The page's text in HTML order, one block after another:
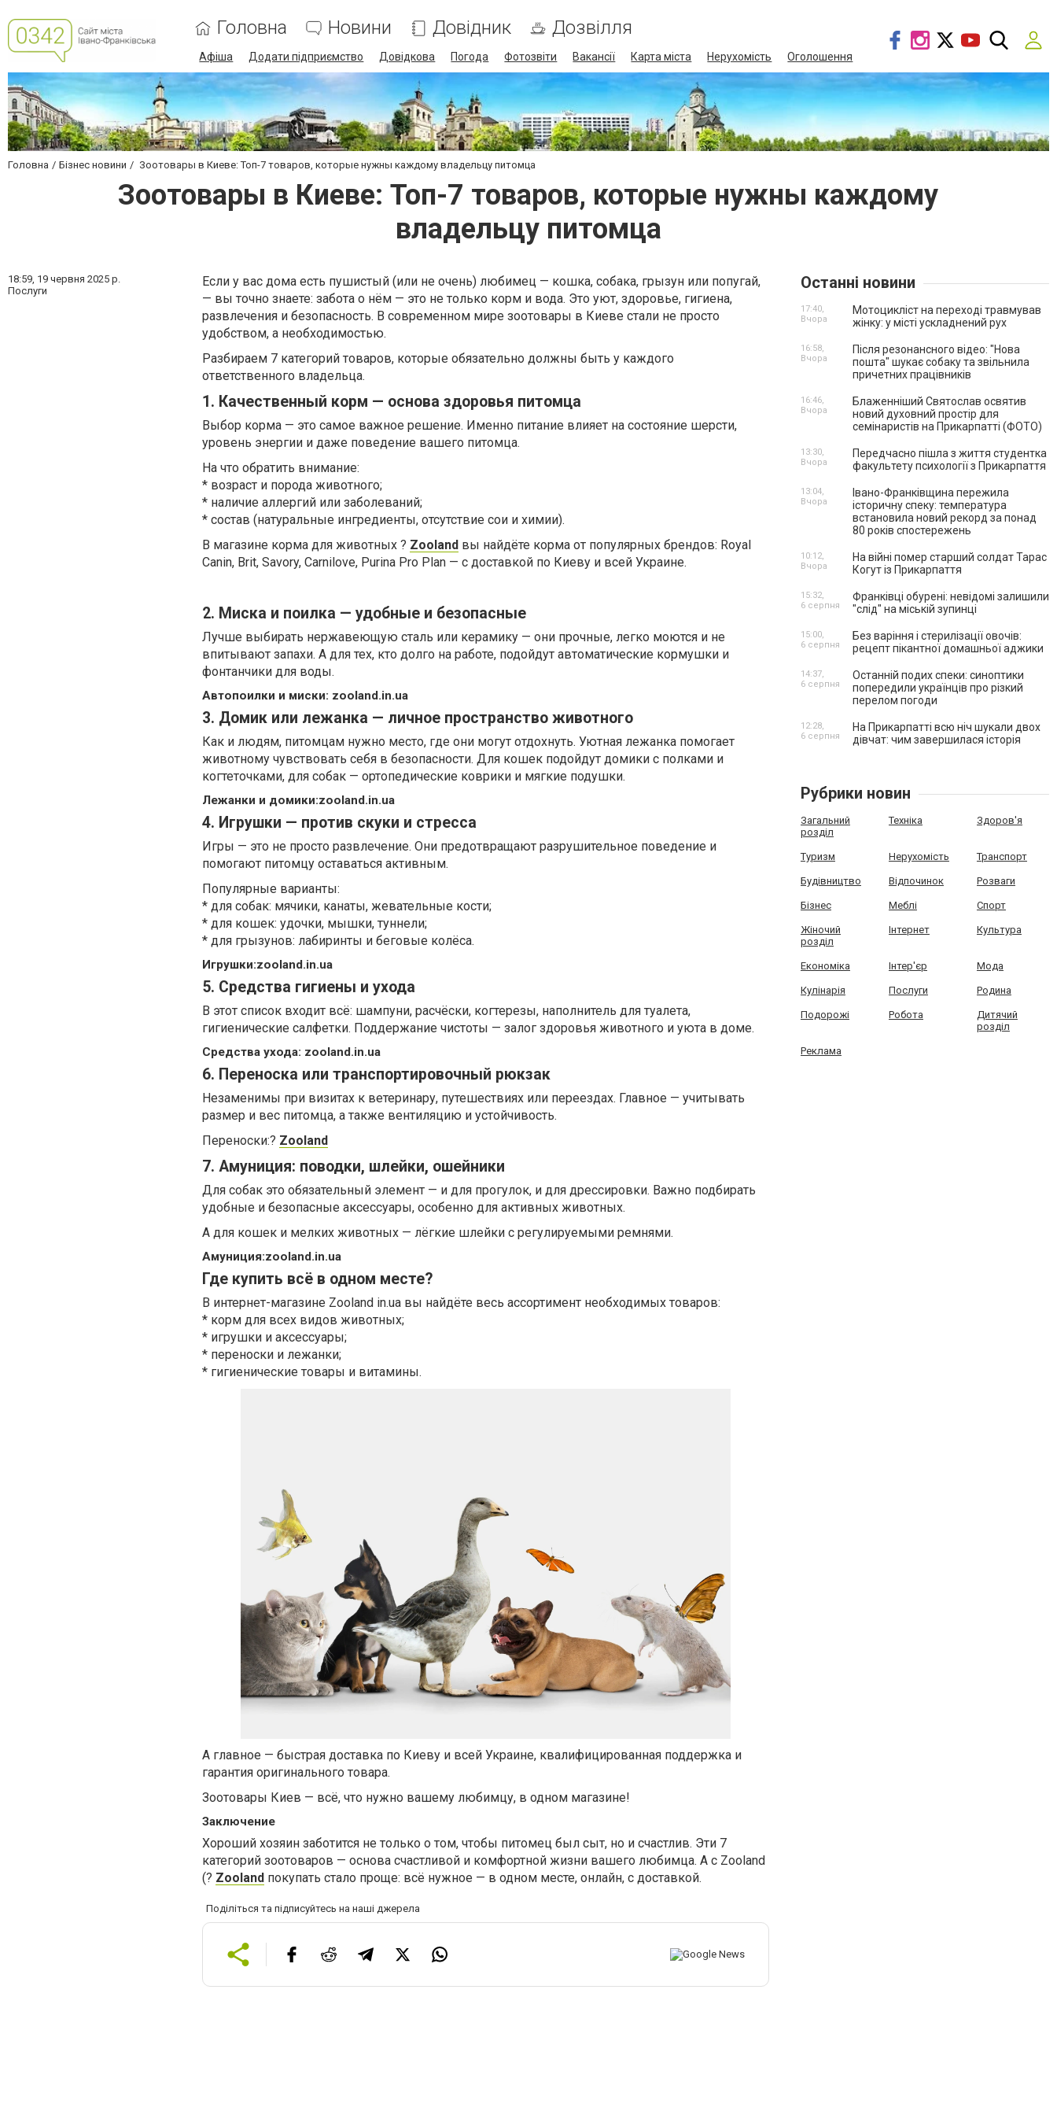
Головна Новини Довідник Дозвілля
Афіша Додати підприємство Довідкова Погода Фотозвіти Вакансії Карта міста Нерухомість Оголошення
Головна Бізнес новини Зоотовары в Киеве: Топ-7 товаров, которые нужны каждому владельцу питомца
Зоотовары в Киеве: Топ-7 товаров, которые нужны каждому
владельцу питомца
18:59, 19 червня 2025 р.
Послуги
Если у вас дома есть пушистый (или не очень) любимец — кошка, собака, грызун или попугай,
— вы точно знаете: забота о нём — это не только корм и вода. Это уют, здоровье, гигиена,
развлечения и безопасность. В современном мире зоотовары в Киеве стали не просто
удобством, а необходимостью.
Разбираем 7 категорий товаров, которые обязательно должны быть у каждого
ответственного владельца.
1. Качественный корм — основа здоровья питомца
Выбор корма — это самое важное решение. Именно питание влияет на состояние шерсти,
уровень энергии и даже поведение вашего питомца.
На что обратить внимание:
* возраст и порода животного;
* наличие аллергий или заболеваний;
* состав (натуральные ингредиенты, отсутствие сои и химии).
В магазине корма для животных ? Zooland вы найдёте корма от популярных брендов: Royal
Canin, Brit, Savory, Carnilove, Purina Pro Plan — с доставкой по Киеву и всей Украине.
2. Миска и поилка — удобные и безопасные
Лучше выбирать нержавеющую сталь или керамику — они прочные, легко моются и не
впитывают запахи. А для тех, кто долго на работе, подойдут автоматические кормушки и
фонтанчики для воды.
Автопоилки и миски: zooland.in.ua
3. Домик или лежанка — личное пространство животного
Как и людям, питомцам нужно место, где они могут отдохнуть. Уютная лежанка помогает
животному чувствовать себя в безопасности. Для кошек подойдут домики с полками и
когтеточками, для собак — ортопедические коврики и мягкие подушки.
Лежанки и домики:zooland.in.ua
4. Игрушки — против скуки и стресса
Игры — это не просто развлечение. Они предотвращают разрушительное поведение и
помогают питомцу оставаться активным.
Популярные варианты:
* для собак: мячики, канаты, жевательные кости;
* для кошек: удочки, мышки, туннели;
* для грызунов: лабиринты и беговые колёса.
Игрушки:zooland.in.ua
5. Средства гигиены и ухода
В этот список входит всё: шампуни, расчёски, когтерезы, наполнитель для туалета,
гигиенические салфетки. Поддержание чистоты — залог здоровья животного и уюта в доме.
Средства ухода: zooland.in.ua
6. Переноска или транспортировочный рюкзак
Незаменимы при визитах к ветеринару, путешествиях или переездах. Главное — учитывать
размер и вес питомца, а также вентиляцию и устойчивость.
Переноски:? Zooland
7. Амуниция: поводки, шлейки, ошейники
Для собак это обязательный элемент — и для прогулок, и для дрессировки. Важно подбирать
удобные и безопасные аксессуары, особенно для активных животных.
А для кошек и мелких животных — лёгкие шлейки с регулируемыми ремнями.
Амуниция:zooland.in.ua
Где купить всё в одном месте?
В интернет-магазине Zooland in.ua вы найдёте весь ассортимент необходимых товаров:
* корм для всех видов животных;
* игрушки и аксессуары;
* переноски и лежанки;
* гигиенические товары и витамины.
А главное — быстрая доставка по Киеву и всей Украине, квалифицированная поддержка и
гарантия оригинального товара.
Зоотовары Киев — всё, что нужно вашему любимцу, в одном магазине!
Заключение
Хороший хозяин заботится не только о том, чтобы питомец был сыт, но и счастлив. Эти 7
категорий зоотоваров — основа счастливой и комфортной жизни вашего любимца. А с Zooland
(? Zooland покупать стало проще: всё нужное — в одном месте, онлайн, с доставкой.
Поділіться та підписуйтесь на наші джерела
Останні новини
Мотоцикліст на переході травмував
жінку: у місті ускладнений рух
17:40,
Вчора
Після резонансного відео: "Нова
пошта" шукає собаку та звільнила
причетних працівників
16:58,
Вчора
Блаженніший Святослав освятив
новий духовний простір для
семінаристів на Прикарпатті (ФОТО)
16:46,
Вчора
Передчасно пішла з життя студентка
факультету психології з Прикарпаття
13:30,
Вчора
Івано-Франківщина пережила
історичну спеку: температура
встановила новий рекорд за понад
80 років спостережень
13:04,
Вчора
На війні помер старший солдат Тарас
Когут із Прикарпаття
10:12,
Вчора
Франківці обурені: невідомі залишили
"слід" на міській зупинці
15:32,
6 серпня
Без варіння і стерилізації овочів:
рецепт пікантної домашньої аджики
15:00,
6 серпня
Останній подих спеки: синоптики
попередили українців про різкий
перелом погоди
14:37,
6 серпня
На Прикарпатті всю ніч шукали двох
дівчат: чим завершилася історія
12:28,
6 серпня
Рубрики новин
Загальний
розділ
Техніка Здоров'я
Туризм Нерухомість Транспорт
Будівництво Відпочинок Розваги
Бізнес Меблі Спорт
Жіночий
розділ
Інтернет Культура
Економіка Інтер'єр Мода
Кулінарія Послуги Родина
Подорожі Робота
Дитячий
розділ
Реклама